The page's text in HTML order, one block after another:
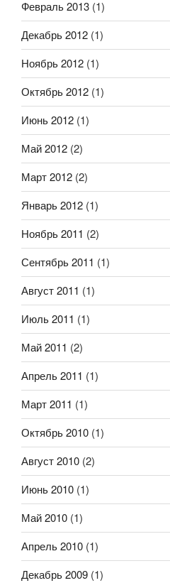
Февраль 2013 (1)
Декабрь 2012 (1)
Ноябрь 2012 (1)
Октябрь 2012 (1)
Июнь 2012 (1)
Май 2012 (2)
Март 2012 (2)
Январь 2012 (1)
Ноябрь 2011 (2)
Сентябрь 2011 (1)
Август 2011 (1)
Июль 2011 (1)
Май 2011 (2)
Апрель 2011 (1)
Март 2011 (1)
Октябрь 2010 (1)
Август 2010 (2)
Июнь 2010 (1)
Май 2010 (1)
Апрель 2010 (1)
Декабрь 2009 (1)